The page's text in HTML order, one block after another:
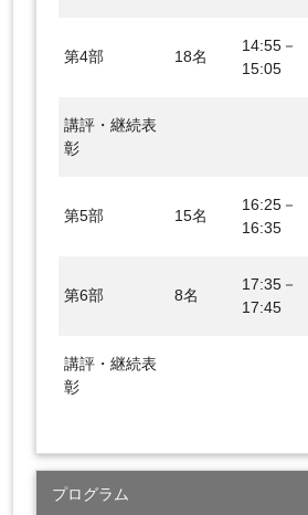
第4部 18名
14:55－
15:05
講評・継続表
彰
第5部 15名
16:25－
16:35
第6部 8名
17:35－
17:45
講評・継続表
彰
プログラム